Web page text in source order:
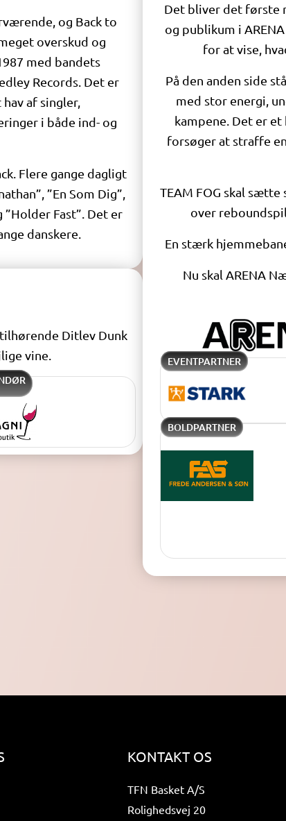
og Back to
overskud og
med bandets
Records. Det er
af singler,
i både ind- og
Flere gange dagligt
”En Som Dig”,
”Holder Fast”. Det er
danskere.
Ditlev Dunk
vine.
Det bliver det første
og publikum i
for at vise,
På den anden side
med stor energi,
kampene. Det er
forsøger at straffe
TEAM FOG skal
over
En stærk
Nu skal ARENA
EVENTPARTNER
BOLDPARTNER
KONTAKT OS
TFN Basket A/S
Rolighedsvej 20